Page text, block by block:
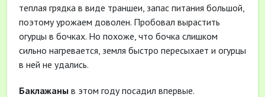
теплая грядка в виде траншеи, запас питания большой,
поэтому урожаем доволен. Пробовал вырастить
огурцы в бочках. Но похоже, что бочка слишком
сильно нагревается, земля быстро пересыхает и огурцы
в ней не удались.
Баклажаны в этом году посадил впервые.